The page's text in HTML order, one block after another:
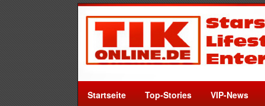
Startseite Top-Stories VIP-News